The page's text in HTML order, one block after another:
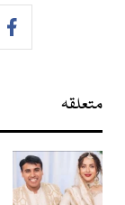
متعلقہ